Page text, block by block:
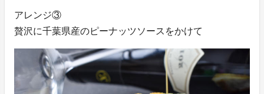
アレンジ③
贅沢に千葉県産のピーナッツソースをかけて